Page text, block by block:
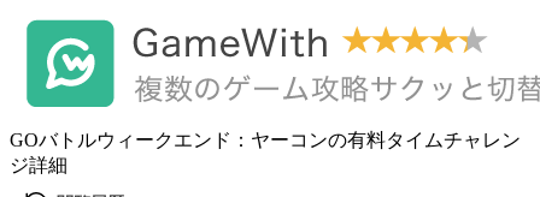
GOバトルウィークエンド：ヤーコンの有料タイムチャレン
ジ詳細